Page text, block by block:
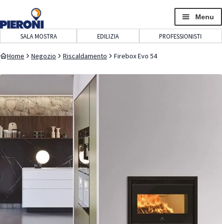
navigazione
contenuto
Menu
SALA MOSTRA EDILIZIA PROFESSIONISTI
Home Negozio Riscaldamento Firebox Evo 54